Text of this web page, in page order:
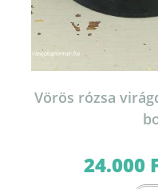
Vörös rózsa
24.000